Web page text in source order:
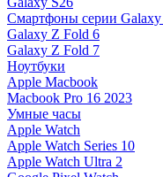
Смартфоны серии
Galaxy Z Fold 6
Galaxy Z Fold 7
Ноутбуки
Apple Macbook
Macbook Pro 16 2023
Умные часы
Apple Watch
Apple Watch Series 10
Apple Watch Ultra 2